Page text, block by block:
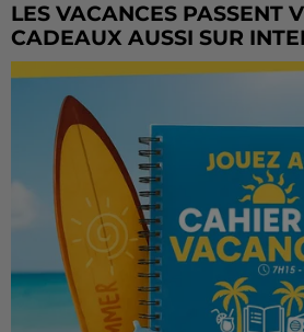
LES VACANCES PASSENT
CADEAUX AUSSI SUR